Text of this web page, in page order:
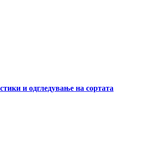
и одгледување на сортата